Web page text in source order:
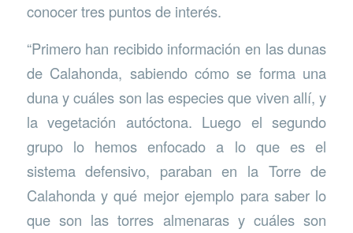
conocer tres puntos de interés.
“Primero han recibido información en las dunas
de Calahonda, sabiendo cómo se forma una
duna y cuáles son las especies que viven allí, y
la vegetación autóctona. Luego el segundo
grupo lo hemos enfocado a lo que es el
sistema defensivo, paraban en la Torre de
Calahonda y qué mejor ejemplo para saber lo
que son las torres almenaras y cuáles son